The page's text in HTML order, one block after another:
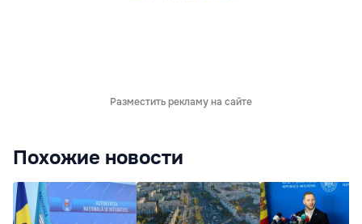
Разместить рекламу на сайте
Похожие новости